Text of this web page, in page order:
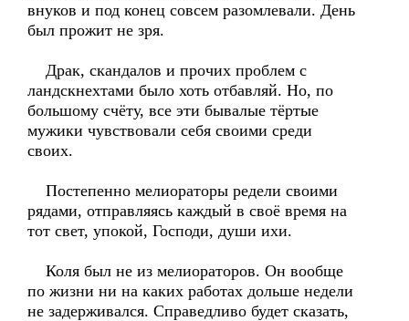
внуков и под конец совсем разомлевали. День
был прожит не зря.
Драк, скандалов и прочих проблем с
ландскнехтами было хоть отбавляй. Но, по
большому счёту, все эти бывалые тёртые
мужики чувствовали себя своими среди
своих.
Постепенно мелиораторы редели своими
рядами, отправляясь каждый в своё время на
тот свет, упокой, Господи, души ихи.
Коля был не из мелиораторов. Он вообще
по жизни ни на каких работах дольше недели
не задерживался. Справедливо будет сказать,